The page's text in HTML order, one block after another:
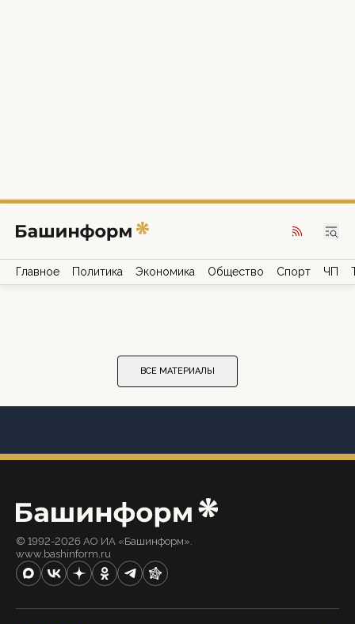
Главное Политика Экономика Общество Спорт ЧП
ВСЕ МАТЕРИАЛЫ
© 1992-2026 АО ИА «Башинформ».
www.bashinform.ru